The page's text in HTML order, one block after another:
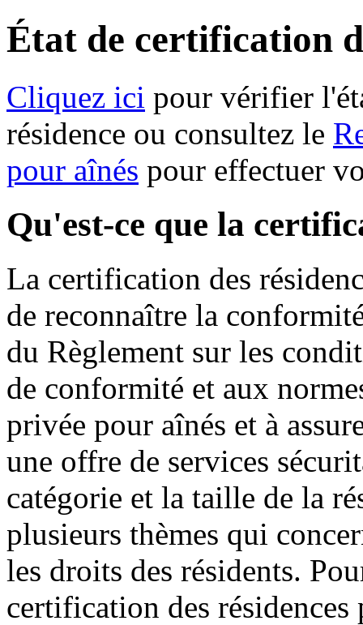
État de certification
Cliquez ici pour vérifier
résidence ou consultez le
pour aînés pour effectuer
Qu'est-ce que la
La certification des
de reconnaître la
du Règlement sur les
de conformité et aux
privée pour aînés et à
une offre de services
catégorie et la taille de la
plusieurs thèmes qui
les droits des résidents.
certification des